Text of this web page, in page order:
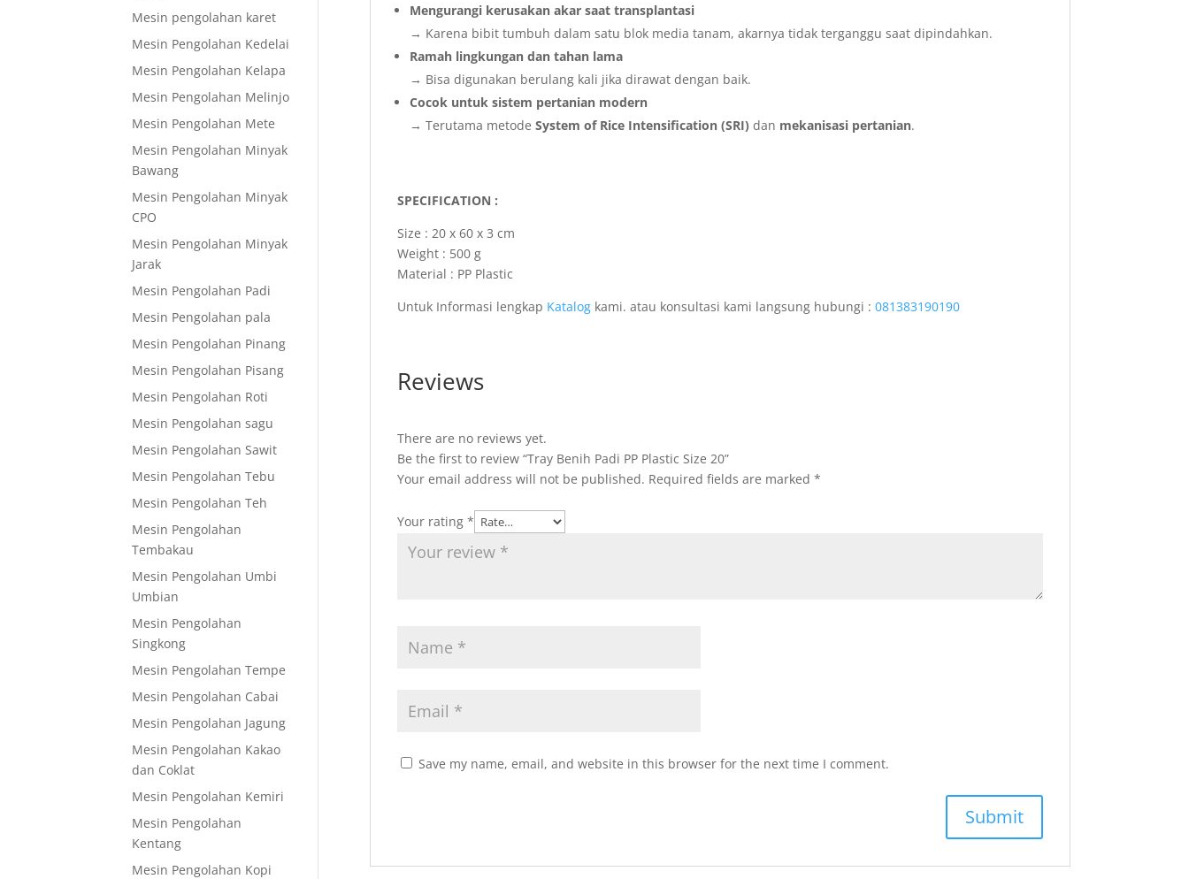
Mengurangi kerusakan akar saat transplantasi
→ Karena bibit tumbuh dalam satu blok media tanam, akarnya tidak terganggu saat dipindahkan.
Ramah lingkungan dan tahan lama
→ Bisa digunakan berulang kali jika dirawat dengan baik.
Cocok untuk sistem pertanian modern
→ Terutama metode System of Rice Intensification (SRI) dan mekanisasi pertanian.
SPECIFICATION :
Size : 20 x 60 x 3 cm
Weight : 500 g
Material : PP Plastic
Untuk Informasi lengkap Katalogkami. atau konsultasi kami langsung hubungi : 081383190190
Reviews
There are no reviews yet.
Be the first to review “Tray Benih Padi PP Plastic Size 20”
Your email address will not be published. Required fields are marked *
Your rating *
Save my name, email, and website in this browser for the next time I comment.
Mesin pengolahan karet
Mesin Pengolahan Kedelai
Mesin Pengolahan Kelapa
Mesin Pengolahan Melinjo
Mesin Pengolahan Mete
Mesin Pengolahan Minyak
Bawang
Mesin Pengolahan Minyak
CPO
Mesin Pengolahan Minyak
Jarak
Mesin Pengolahan Padi
Mesin Pengolahan pala
Mesin Pengolahan Pinang
Mesin Pengolahan Pisang
Mesin Pengolahan Roti
Mesin Pengolahan sagu
Mesin Pengolahan Sawit
Mesin Pengolahan Tebu
Mesin Pengolahan Teh
Mesin Pengolahan
Tembakau
Mesin Pengolahan Umbi
Umbian
Mesin Pengolahan
Singkong
Mesin Pengolahan Tempe
Mesin Pengolahan Cabai
Mesin Pengolahan Jagung
Mesin Pengolahan Kakao
dan Coklat
Mesin Pengolahan Kemiri
Mesin Pengolahan
Kentang
Mesin Pengolahan Kopi